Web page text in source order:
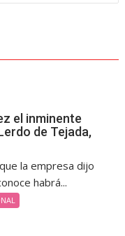
el inminente
de Tejada,
la empresa dijo
habrá...